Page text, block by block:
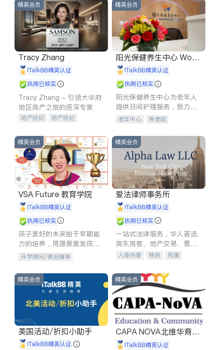
精英会员
Tracy Zhang
iTalkBB精英认证
执照已核实
Tracy Zhang - 引领大华府
地区房产之旅的资深专家
地产经纪
地产经纪
商铺租售
开发商建商
精英会员
阳光保健养生中心 World
shine
iTalkBB精英认证
执照已核实
阳光保健养生中心为老年人
提供日间护理服务，致力于
通过持续的护理创新来有效
老年中心 养老院
精英会员
VSA Future 教育学院
iTalkBB精英认证
执照已核实
孩子美好的未来始于早期能
力的培养，用愿景激发孩子
的学习潜力和动力。理念：
拥有成长型心态是成功的基
石。
升学顾问/课后辅导
精英会员
爱法律师事务所
iTalkBB精英认证
执照已核实
一站式法律服务，华人首选.
房东房客、地产交易、意外
伤害、车祸重伤、商业诉
建筑合同、刑事案件全包办
人身伤害 移民
刑事
信托/遗嘱
商业
索赔
律师-其它 保释
精英会员
美国活动/折扣小助手
iTalkBB精英认证
精英会员
CAPA NOVA北维华裔家
长会iTalkBB精英认证